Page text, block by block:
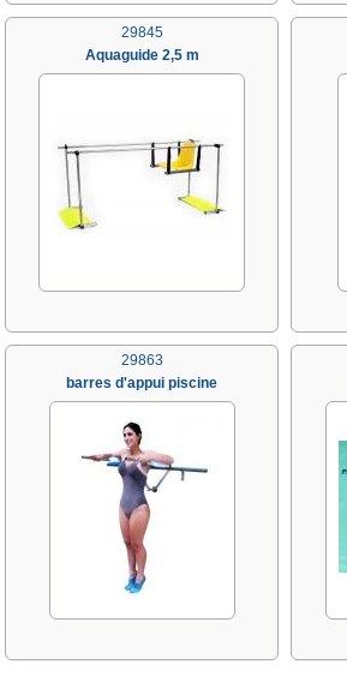
29845
Aquaguide 2,5 m
29863
barres d'appui piscine